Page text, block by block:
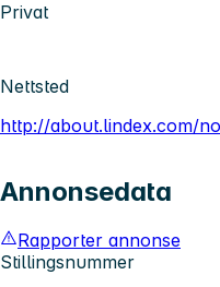
Privat
Nettsted
http://about.lindex.com/
Annonsedata
Rapporter annonse
Stillingsnummer